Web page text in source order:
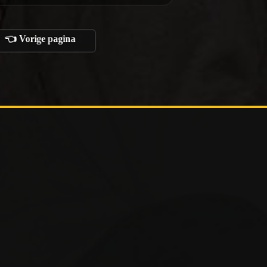
👈 Vorige pagina